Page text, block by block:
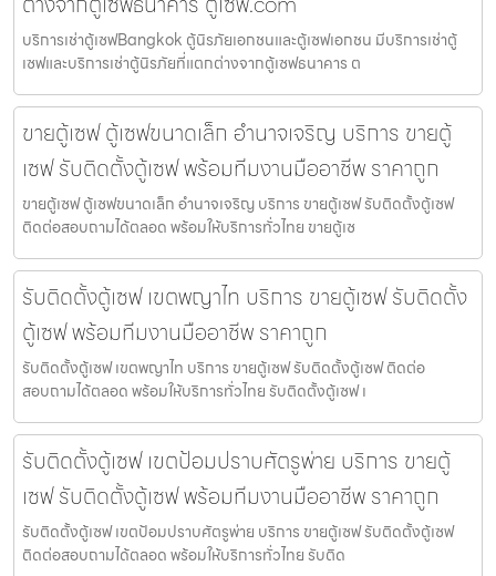
บริการเช่าตู้เซฟBangkok ตู้นิรภัยเอกชนและตู้เซฟเอกชน มีบริการเช่าตู้
เซฟและบริการเช่าตู้นิรภัยที่แตกต่างจากตู้เซฟธนาคาร ต
ขายตู้เซฟ ตู้เซฟขนาดเล็ก อำนาจเจริญ บริการ ขายตู้
เซฟ รับติดตั้งตู้เซฟ พร้อมทีมงานมืออาชีพ ราคาถูก
ขายตู้เซฟ ตู้เซฟขนาดเล็ก อำนาจเจริญ บริการ ขายตู้เซฟ รับติดตั้งตู้เซฟ
ติดต่อสอบถามได้ตลอด พร้อมให้บริการทั่วไทย ขายตู้เซ
รับติดตั้งตู้เซฟ เขตพญาไท บริการ ขายตู้เซฟ รับติดตั้ง
ตู้เซฟ พร้อมทีมงานมืออาชีพ ราคาถูก
รับติดตั้งตู้เซฟ เขตพญาไท บริการ ขายตู้เซฟ รับติดตั้งตู้เซฟ ติดต่อ
สอบถามได้ตลอด พร้อมให้บริการทั่วไทย รับติดตั้งตู้เซฟ เ
รับติดตั้งตู้เซฟ เขตป้อมปราบศัตรูพ่าย บริการ ขายตู้
เซฟ รับติดตั้งตู้เซฟ พร้อมทีมงานมืออาชีพ ราคาถูก
รับติดตั้งตู้เซฟ เขตป้อมปราบศัตรูพ่าย บริการ ขายตู้เซฟ รับติดตั้งตู้เซฟ
ติดต่อสอบถามได้ตลอด พร้อมให้บริการทั่วไทย รับติด